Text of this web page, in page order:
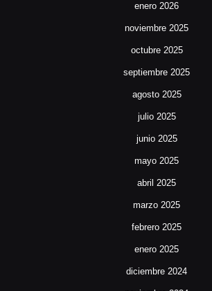
enero 2026
noviembre 2025
octubre 2025
septiembre 2025
agosto 2025
julio 2025
junio 2025
mayo 2025
abril 2025
marzo 2025
febrero 2025
enero 2025
diciembre 2024